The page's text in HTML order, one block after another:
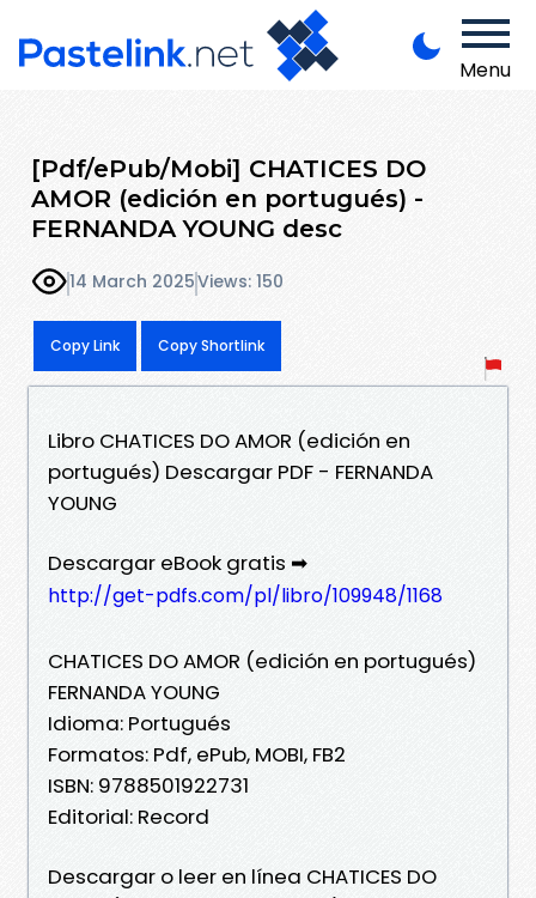
Menu
[Pdf/ePub/Mobi] CHATICES DO
AMOR (edición en portugués) -
FERNANDA YOUNG desc
14 March 2025Views: 150
Copy Link Copy Shortlink
Libro CHATICES DO AMOR (edición en
portugués) Descargar PDF - FERNANDA
YOUNG
Descargar eBook gratis ➡
http://get-pdfs.com/pl/libro/109948/1168
CHATICES DO AMOR (edición en portugués)
FERNANDA YOUNG
Idioma: Portugués
Formatos: Pdf, ePub, MOBI, FB2
ISBN: 9788501922731
Editorial: Record
Descargar o leer en línea CHATICES DO